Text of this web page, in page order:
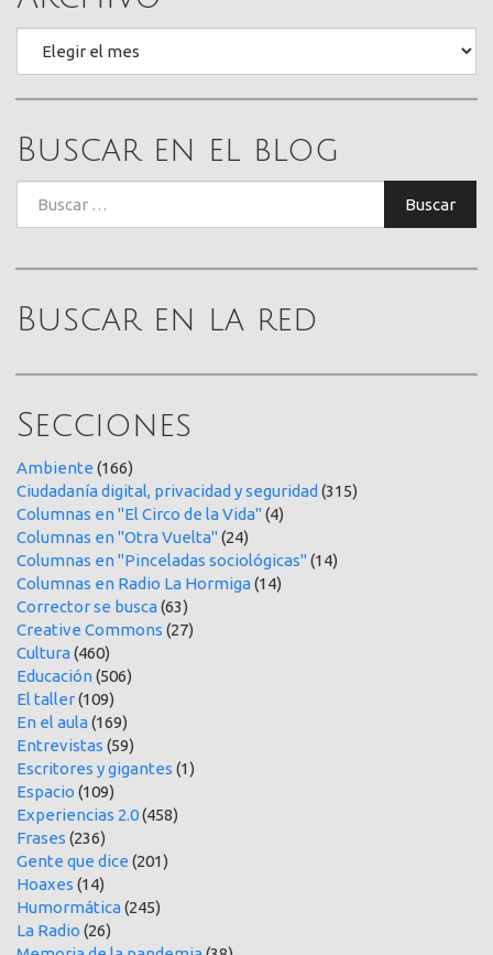
Buscar en el blog
Buscar
Buscar en la red
Secciones
Ambiente (166)
Ciudadanía digital, privacidad y seguridad (315)
Columnas en "El Circo de la Vida"(4)
Columnas en "Otra Vuelta"(24)
Columnas en "Pinceladas sociológicas"(14)
Columnas en Radio La Hormiga(14)
Corrector se busca(63)
Creative Commons (27)
Cultura(460)
Educación(506)
El taller(109)
En el aula(169)
Entrevistas (59)
Escritores y gigantes (1)
Espacio (109)
Experiencias 2.0(458)
Frases (236)
Gente que dice (201)
Hoaxes (14)
Humormática(245)
La Radio (26)